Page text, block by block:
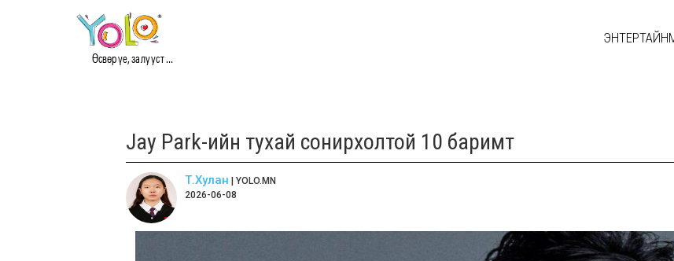
Өсвөр үе, залууст ...
Jay Park-ийн тухай сонирхолтой 10 баримт
Т.Хулан | YOLO.MN
2026-06-08